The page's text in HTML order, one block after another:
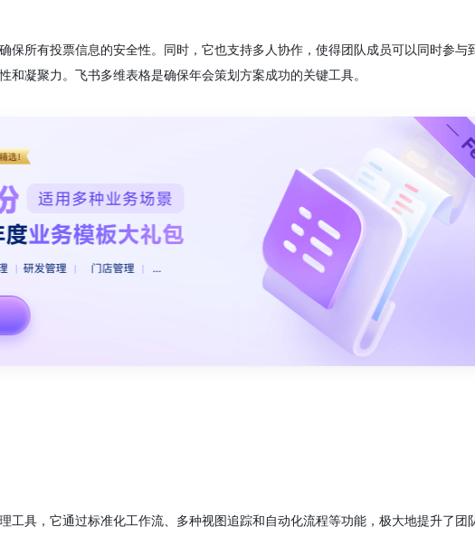
保所有投票信息的安全性。同时，它也支持多人协作，使得团队成员可以同时参与
和凝聚力。飞书多维表格是确保年会策划方案成功的关键工具。
工具，它通过标准化工作流、多种视图追踪和自动化流程等功能，极大地提升了团